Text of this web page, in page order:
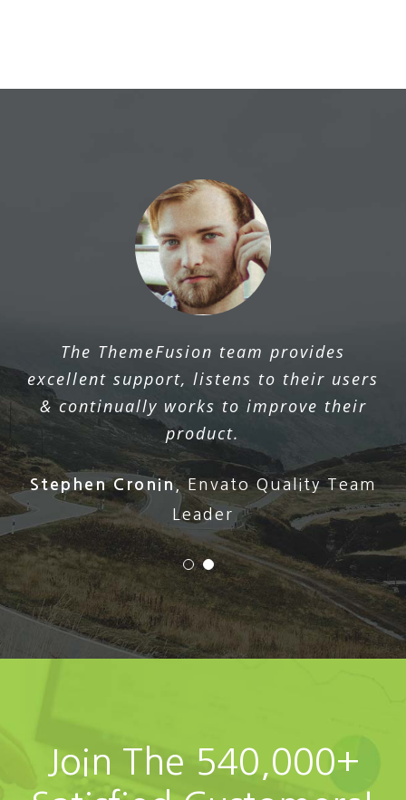
The ThemeFusion team provides
excellent support, listens to their users
& continually works to improve their
product.
Stephen Cronin,Envato Quality Team
Leader
Join The 540,000+